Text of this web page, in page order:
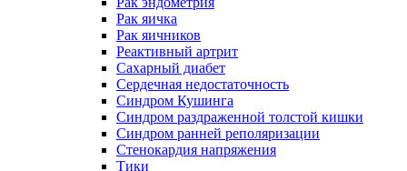
Рак яичка
Рак яичников
Реактивный артрит
Сахарный диабет
Сердечная недостаточность
Синдром Кушинга
Синдром раздраженной толстой кишки
Синдром ранней реполяризации
Стенокардия напряжения
Тики